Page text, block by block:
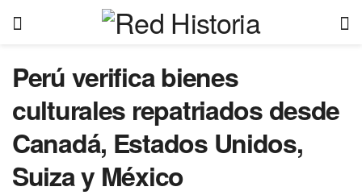
Perú verifica bienes
culturales repatriados desde
Canadá, Estados Unidos,
Suiza y México